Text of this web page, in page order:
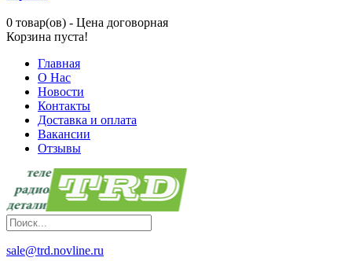
0 товар(ов) - Цена договорная
Корзина пуста!
Главная
О Нас
Новости
Контакты
Доставка и оплата
Вакансии
Отзывы
sale@trd.novline.ru